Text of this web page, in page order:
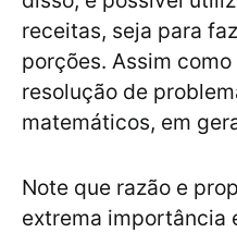
receitas, seja para
porções. Assim
resolução de
matemáticos, em
Note que razão e
extrema importância